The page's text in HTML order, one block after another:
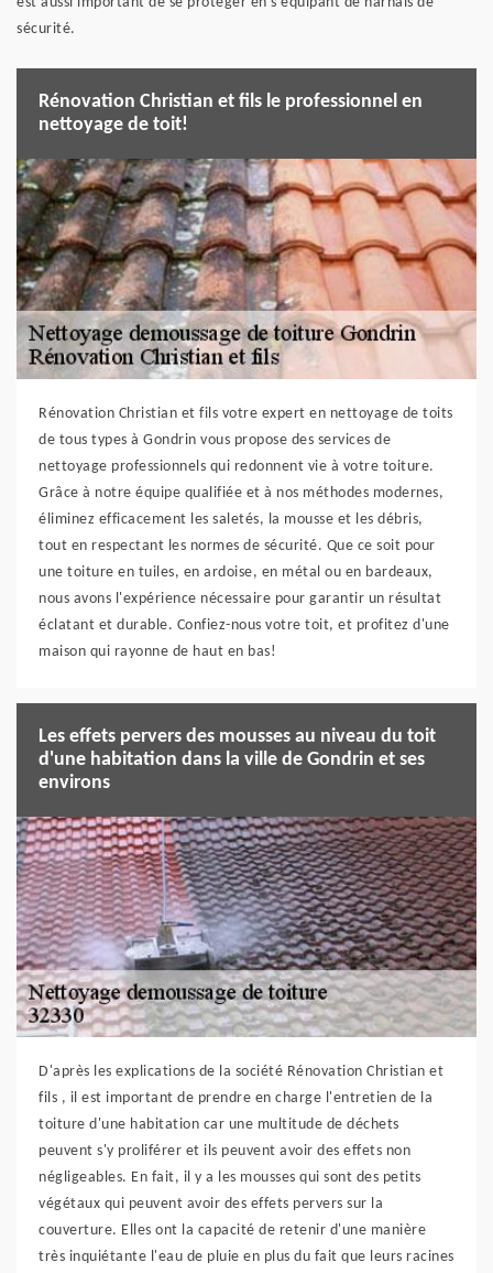
sécurité.
Rénovation Christian et fils le professionnel en
nettoyage de toit!
Rénovation Christian et fils votre expert en nettoyage de toits
de tous types à Gondrin vous propose des services de
nettoyage professionnels qui redonnent vie à votre toiture.
Grâce à notre équipe qualifiée et à nos méthodes modernes,
éliminez efficacement les saletés, la mousse et les débris,
tout en respectant les normes de sécurité. Que ce soit pour
une toiture en tuiles, en ardoise, en métal ou en bardeaux,
nous avons l'expérience nécessaire pour garantir un résultat
éclatant et durable. Confiez-nous votre toit, et profitez d'une
maison qui rayonne de haut en bas!
Les effets pervers des mousses au niveau du toit
d'une habitation dans la ville de Gondrin et ses
environs
D'après les explications de la société Rénovation Christian et
fils , il est important de prendre en charge l'entretien de la
toiture d'une habitation car une multitude de déchets
peuvent s'y proliférer et ils peuvent avoir des effets non
négligeables. En fait, il y a les mousses qui sont des petits
végétaux qui peuvent avoir des effets pervers sur la
couverture. Elles ont la capacité de retenir d'une manière
très inquiétante l'eau de pluie en plus du fait que leurs racines